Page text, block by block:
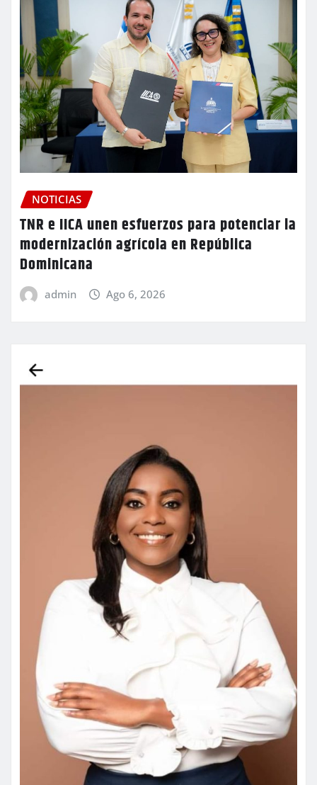
NOTICIAS
TNR e IICA unen esfuerzos para potenciar la
modernización agrícola en República
Dominicana
admin Ago 6, 2026